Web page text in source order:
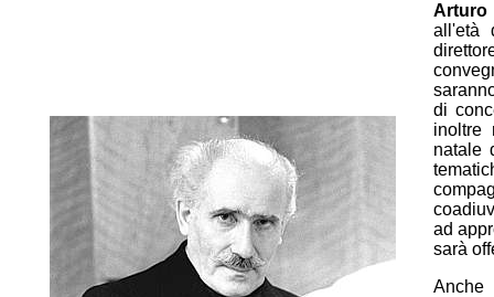
Arturo
all'età
di
inoltre
natale
ad
sarà